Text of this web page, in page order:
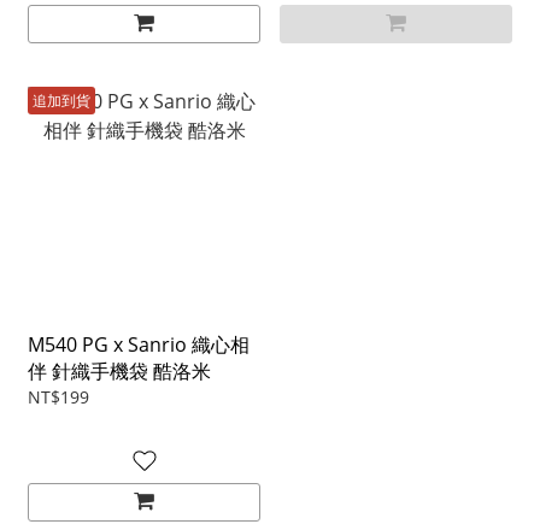
追加到貨
M540 PG x Sanrio 織心相
伴 針織手機袋 酷洛米
NT$199